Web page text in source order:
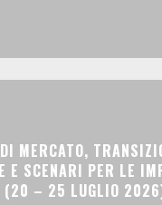
MERCATO,
E SCENARI PER LE
(20 – 25 LUGLIO